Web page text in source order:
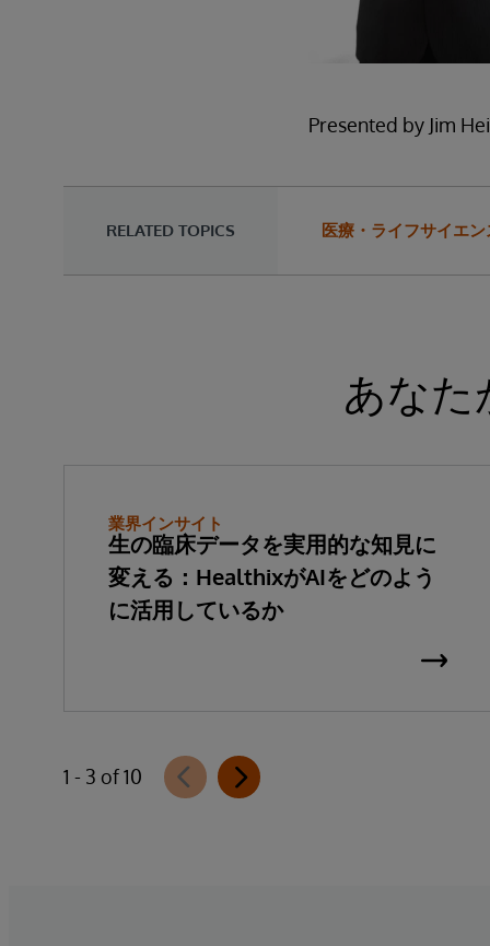
Presented by Jim
RELATED TOPICS 医療・ライフサイエン
あなた
業界インサイト
生の臨床データを実用的な知見に
変える：HealthixがAIをどのよう
に活用しているか
1 - 3 of 10